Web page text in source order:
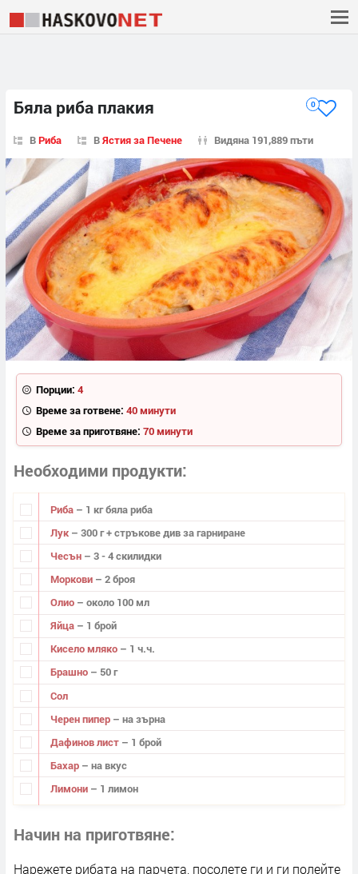
Бяла риба плакия 0
ВРиба ВЯстия за Печене Видяна 191,889 пъти
Порции: 4
Време за готвене: 40 минути
Време за приготвяне: 70 минути
Необходими продукти
Риба – 1 кг бяла риба
Лук – 300 г + стръкове див за гарниране
Чесън – 3 - 4 скилидки
Моркови – 2 броя
Олио – около 100 мл
Яйца – 1 брой
Кисело мляко – 1 ч.ч.
Брашно – 50 г
Сол
Черен пипер – на зърна
Дафинов лист – 1 брой
Бахар – на вкус
Лимони – 1 лимон
Начин на приготвяне
Нарежете рибата на парчета, посолете ги и ги полейте